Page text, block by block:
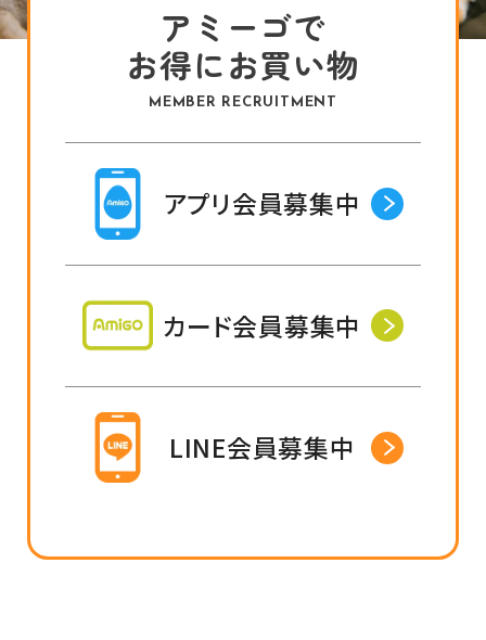
アミーゴで
お得にお買い物
MEMBER RECRUITMENT
アプリ会員募集中
カード会員募集中
LINE会員募集中